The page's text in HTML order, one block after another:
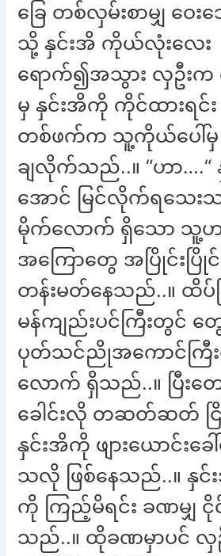
ခြေ တစ်လှမ်းစာမျှ ဝေ
သို့ နှင်းအိ ကိုယ်လုံးလေး
ရောက်၍အသွား လှဦး
မှ နှင်းအိကို ကိုင်ထားရင်
တစ်ဖက်က သူ့ကိုယ်ပေါ်မှ
ချလိုက်သည်..။ “ဟာ….“ နှ
အောင် မြင်လိုက်ရသေး
မိုက်လောက် ရှိသော သူ့ဟ
အကြောတွေ အပြိုင်းပြို
တန်းမတ်နေသည်..။ ထိပ်
မန်ကျည်းပင်ကြီးတွင် တွ
ပုတ်သင်ညိုအကောင်ကြီး၏
လောက် ရှိသည်..။ ပြီး
ခေါင်းလို တဆတ်ဆတ် င
နှင်းအိကို ဖျားယောင်းခေ
သလို ဖြစ်နေသည်..။ နှင်
ကို ကြည့်မိရင်း ခဏမျှ ငို
သည်..။ ထိုခဏမှာပင် လှ